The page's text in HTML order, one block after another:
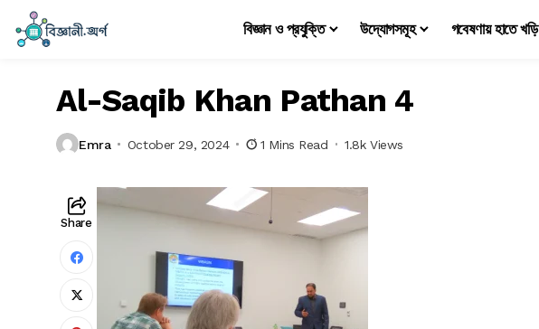
বিজ্ঞান ও প্রযুক্তি উদ্যোগসমূহ গবেষণায় হাতে খড়ি
Al-Saqib Khan Pathan 4
Emra October 29, 2024 1 Mins Read 1.8k Views
Share